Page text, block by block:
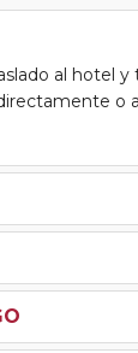
al hotel
o